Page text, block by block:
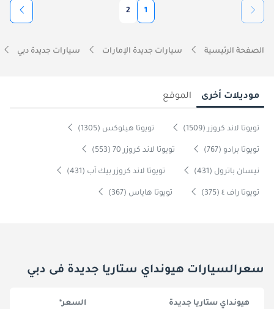
1
2
الصفحة الرئيسية سيارات جديدة الإمارات سيارات جديدة دبي
موديلات أخرى الموقع
تويوتا لاند كروزر (1509) تويوتا هيلوكس (1305)
تويوتا برادو (767) تويوتا لاند كروزر 70 (553)
نيسان باترول (431) تويوتا لاند كروزر بيك آب (431)
تويوتا راف ٤ (375) تويوتا هاياس (367)
سعرالسيارات هيونداي ستاريا جديدة فى دبي
هيونداي ستاريا جديدة السعر*